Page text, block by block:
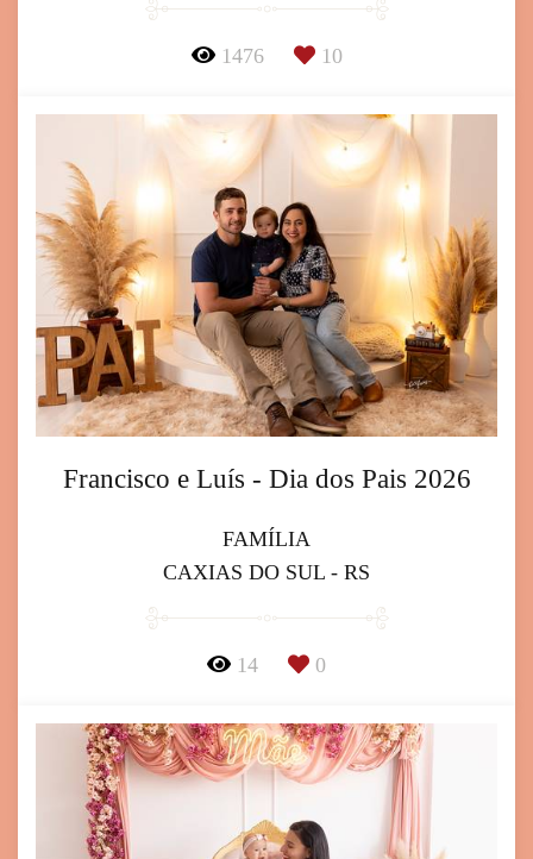
1476 10
Francisco e Luís - Dia dos Pais 2026
FAMÍLIA
CAXIAS DO SUL - RS
14 0